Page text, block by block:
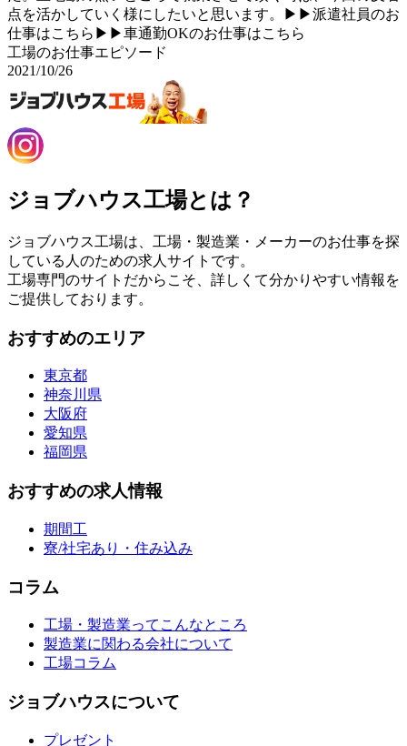
点を活かしていく様にしたいと思います。▶▶派遣社員のお
仕事はこちら▶▶車通勤OKのお仕事はこちら
工場のお仕事エピソード
2021/10/26
ジョブハウス工場とは？
ジョブハウス工場は、工場・製造業・メーカーのお仕事を探
している人のための求人サイトです。
工場専門のサイトだからこそ、詳しくて分かりやすい情報を
ご提供しております。
おすすめのエリア
東京都
神奈川県
大阪府
愛知県
福岡県
おすすめの求人情報
期間工
寮/社宅あり・住み込み
コラム
工場・製造業ってこんなところ
製造業に関わる会社について
工場コラム
ジョブハウスについて
プレゼント